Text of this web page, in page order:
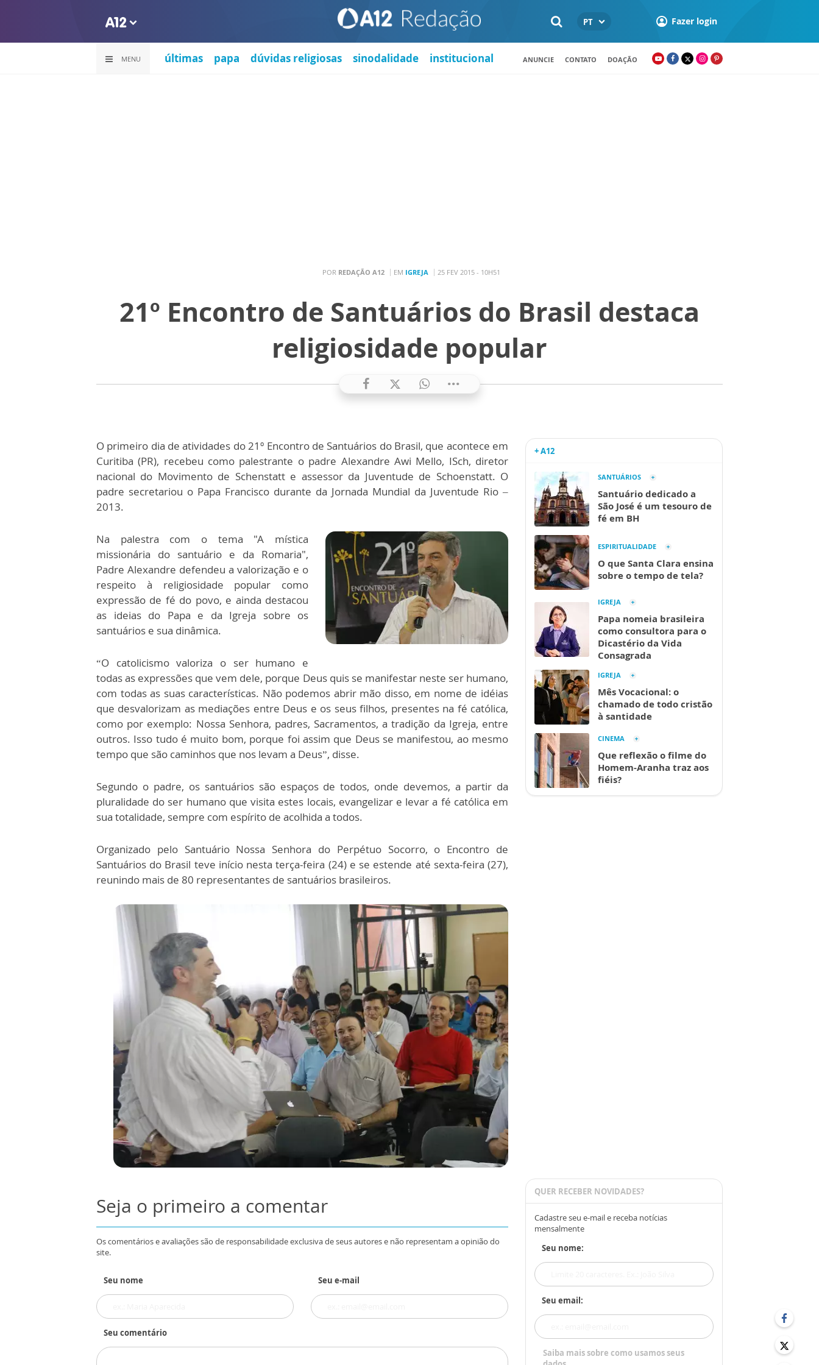
PT Fazer login
MENU últimas papa dúvidas religiosas sinodalidade institucional ANUNCIE CONTATO DOAÇÃO
POR REDAÇÃO A12 EM IGREJA 25 FEV 2015 - 10H51
21º Encontro de Santuários do Brasil destaca
religiosidade popular
O primeiro dia de atividades do 21º Encontro de Santuários do Brasil, que acontece em
Curitiba (PR), recebeu como palestrante o padre Alexandre Awi Mello, ISch, diretor
nacional do Movimento de Schenstatt e assessor da Juventude de Schoenstatt. O
padre secretariou o Papa Francisco durante da Jornada Mundial da Juventude Rio –
2013.
Na palestra com o tema "A mística
missionária do santuário e da Romaria",
Padre Alexandre defendeu a valorização e o
respeito à religiosidade popular como
expressão de fé do povo, e ainda destacou
as ideias do Papa e da Igreja sobre os
santuários e sua dinâmica.
“O catolicismo valoriza o ser humano e
todas as expressões que vem dele, porque Deus quis se manifestar neste ser humano,
com todas as suas características. Não podemos abrir mão disso, em nome de idéias
que desvalorizam as mediações entre Deus e os seus filhos, presentes na fé católica,
como por exemplo: Nossa Senhora, padres, Sacramentos, a tradição da Igreja, entre
outros. Isso tudo é muito bom, porque foi assim que Deus se manifestou, ao mesmo
tempo que são caminhos que nos levam a Deus”, disse.
Segundo o padre, os santuários são espaços de todos, onde devemos, a partir da
pluralidade do ser humano que visita estes locais, evangelizar e levar a fé católica em
sua totalidade, sempre com espírito de acolhida a todos.
Organizado pelo Santuário Nossa Senhora do Perpétuo Socorro, o Encontro de
Santuários do Brasil teve início nesta terça-feira (24) e se estende até sexta-feira (27),
reunindo mais de 80 representantes de santuários brasileiros.
Seja o primeiro a comentar
Os comentários e avaliações são de responsabilidade exclusiva de seus autores e não representam a opinião do
site.
Seu nome Seu e-mail
Seu comentário
+ A12
SANTUÁRIOS
Santuário dedicado a
São José é um tesouro de
fé em BH
ESPIRITUALIDADE
O que Santa Clara ensina
sobre o tempo de tela?
IGREJA
Papa nomeia brasileira
como consultora para o
Dicastério da Vida
Consagrada
IGREJA
Mês Vocacional: o
chamado de todo cristão
à santidade
CINEMA
Que reflexão o filme do
Homem-Aranha traz aos
fiéis?
QUER RECEBER NOVIDADES?
Cadastre seu e-mail e receba notícias
mensalmente
Seu nome:
Seu email:
Saiba mais sobre como usamos seus